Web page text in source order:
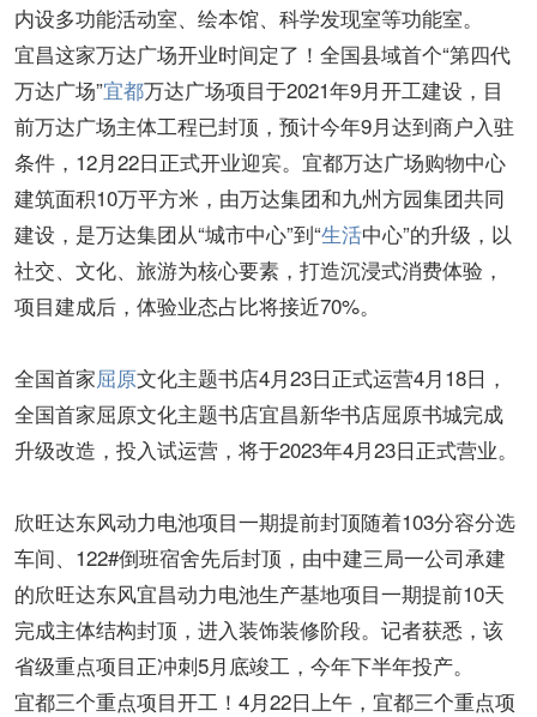
内设多功能活动室、绘本馆、科学发现室等功能室。
宜昌这家万达广场开业时间定了！全国县域首个“第四代
万达广场”宜都万达广场项目于2021年9月开工建设，目
前万达广场主体工程已封顶，预计今年9月达到商户入驻
条件，12月22日正式开业迎宾。宜都万达广场购物中心
建筑面积10万平方米，由万达集团和九州方园集团共同
建设，是万达集团从“城市中心”到“生活中心”的升级，以
社交、文化、旅游为核心要素，打造沉浸式消费体验，
项目建成后，体验业态占比将接近70%。
全国首家屈原文化主题书店4月23日正式运营4月18日，
全国首家屈原文化主题书店宜昌新华书店屈原书城完成
升级改造，投入试运营，将于2023年4月23日正式营业。
欣旺达东风动力电池项目一期提前封顶随着103分容分选
车间、122#倒班宿舍先后封顶，由中建三局一公司承建
的欣旺达东风宜昌动力电池生产基地项目一期提前10天
完成主体结构封顶，进入装饰装修阶段。记者获悉，该
省级重点项目正冲刺5月底竣工，今年下半年投产。
宜都三个重点项目开工！4月22日上午，宜都三个重点项